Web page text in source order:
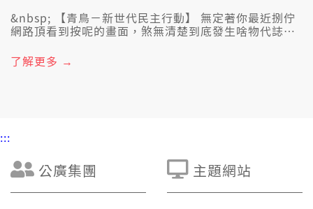
&nbsp; 【青鳥－新世代民主行動】 無定著你最近捌佇
網路頂看到按呢的畫面，煞無清楚到底發生啥物代誌。
路頂懸，超過十萬人聚集。𪜶是為了啥物原因，一下
班、下課就趕到遮？閣是按怎以這麼緊的速度聚集作
才閣來看地方少年家是按怎出一本在地雜誌。
了解更多 →
:::
公廣集團 主題網站